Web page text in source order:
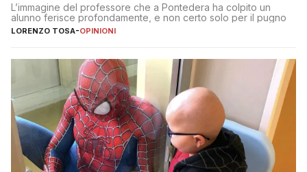
L’immagine del professore che a Pontedera ha colpito un
alunno ferisce profondamente, e non certo solo per il pugno
LORENZO TOSA-OPINIONI